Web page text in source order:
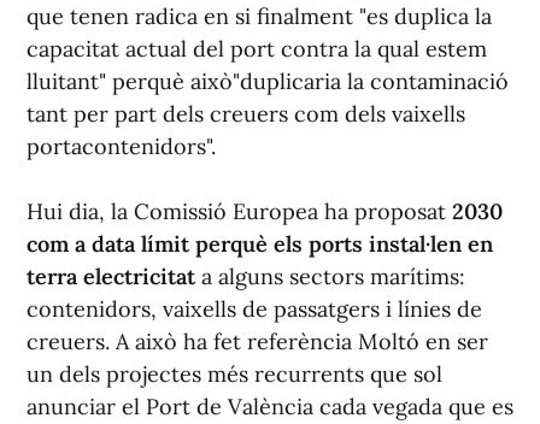
que tenen radica en si finalment "es duplica la
capacitat actual del port contra la qual estem
lluitant" perquè això"duplicaria la contaminació
tant per part dels creuers com dels vaixells
portacontenidors".
Hui dia, la Comissió Europea ha proposat 2030
com a data límit perquè els ports instal·len en
terra electricitata alguns sectors marítims:
contenidors, vaixells de passatgers i línies de
creuers. A això ha fet referència Moltó en ser
un dels projectes més recurrents que sol
anunciar el Port de València cada vegada que es